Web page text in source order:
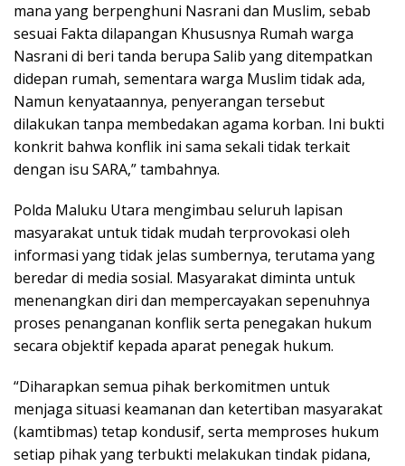
mana yang berpenghuni Nasrani dan Muslim, sebab
sesuai Fakta dilapangan Khususnya Rumah warga
Nasrani di beri tanda berupa Salib yang ditempatkan
didepan rumah, sementara warga Muslim tidak ada,
Namun kenyataannya, penyerangan tersebut
dilakukan tanpa membedakan agama korban. Ini bukti
konkrit bahwa konflik ini sama sekali tidak terkait
dengan isu SARA,” tambahnya.
Polda Maluku Utara mengimbau seluruh lapisan
masyarakat untuk tidak mudah terprovokasi oleh
informasi yang tidak jelas sumbernya, terutama yang
beredar di media sosial. Masyarakat diminta untuk
menenangkan diri dan mempercayakan sepenuhnya
proses penanganan konflik serta penegakan hukum
secara objektif kepada aparat penegak hukum.
“Diharapkan semua pihak berkomitmen untuk
menjaga situasi keamanan dan ketertiban masyarakat
(kamtibmas) tetap kondusif, serta memproses hukum
setiap pihak yang terbukti melakukan tindak pidana,